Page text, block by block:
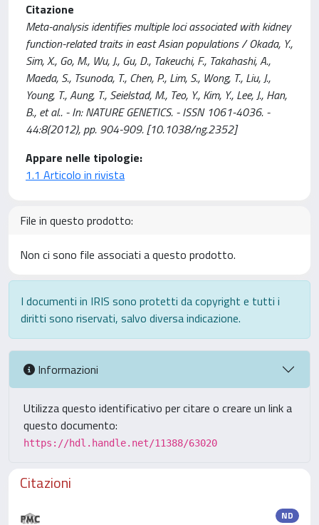
Citazione
Meta-analysis identifies multiple loci associated with kidney
function-related traits in east Asian populations / Okada, Y.,
Sim, X., Go, M., Wu, J., Gu, D., Takeuchi, F., Takahashi, A.,
Maeda, S., Tsunoda, T., Chen, P., Lim, S., Wong, T., Liu, J.,
Young, T., Aung, T., Seielstad, M., Teo, Y., Kim, Y., Lee, J., Han,
B., et al.. - In: NATURE GENETICS. - ISSN 1061-4036. -
44:8(2012), pp. 904-909. [10.1038/ng.2352]
Appare nelle tipologie:
1.1 Articolo in rivista
File in questo prodotto:
Non ci sono file associati a questo prodotto.
I documenti in IRIS sono protetti da copyright e tutti i
diritti sono riservati, salvo diversa indicazione.
Informazioni
Utilizza questo identificativo per citare o creare un link a
questo documento:
https://hdl.handle.net/11388/63020
Citazioni
ND